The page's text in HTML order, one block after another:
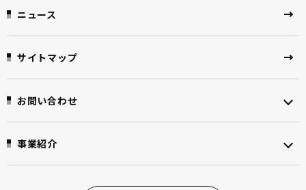
ニュース
サイトマップ
お問い合わせ
事業紹介